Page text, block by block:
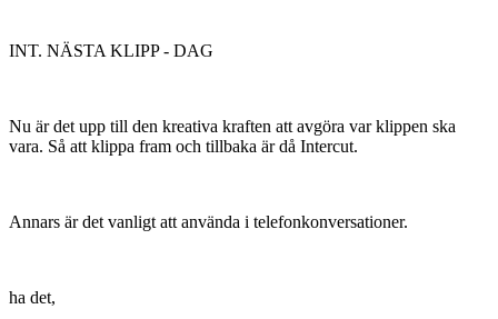
INT. NÄSTA KLIPP - DAG
Nu är det upp till den kreativa kraften att avgöra var klippen ska
vara. Så att klippa fram och tillbaka är då Intercut.
Annars är det vanligt att använda i telefonkonversationer.
ha det,